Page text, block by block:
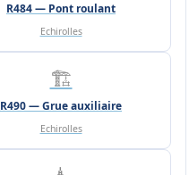
R484 — Pont roulant
Echirolles
🏗️
R490 — Grue auxiliaire
Echirolles